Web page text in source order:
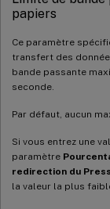
papiers
Ce paramètre
transfert des
bande passante
seconde.
Par défaut, aucun
Si vous entrez une
paramètre
redirection du
la valeur la plus